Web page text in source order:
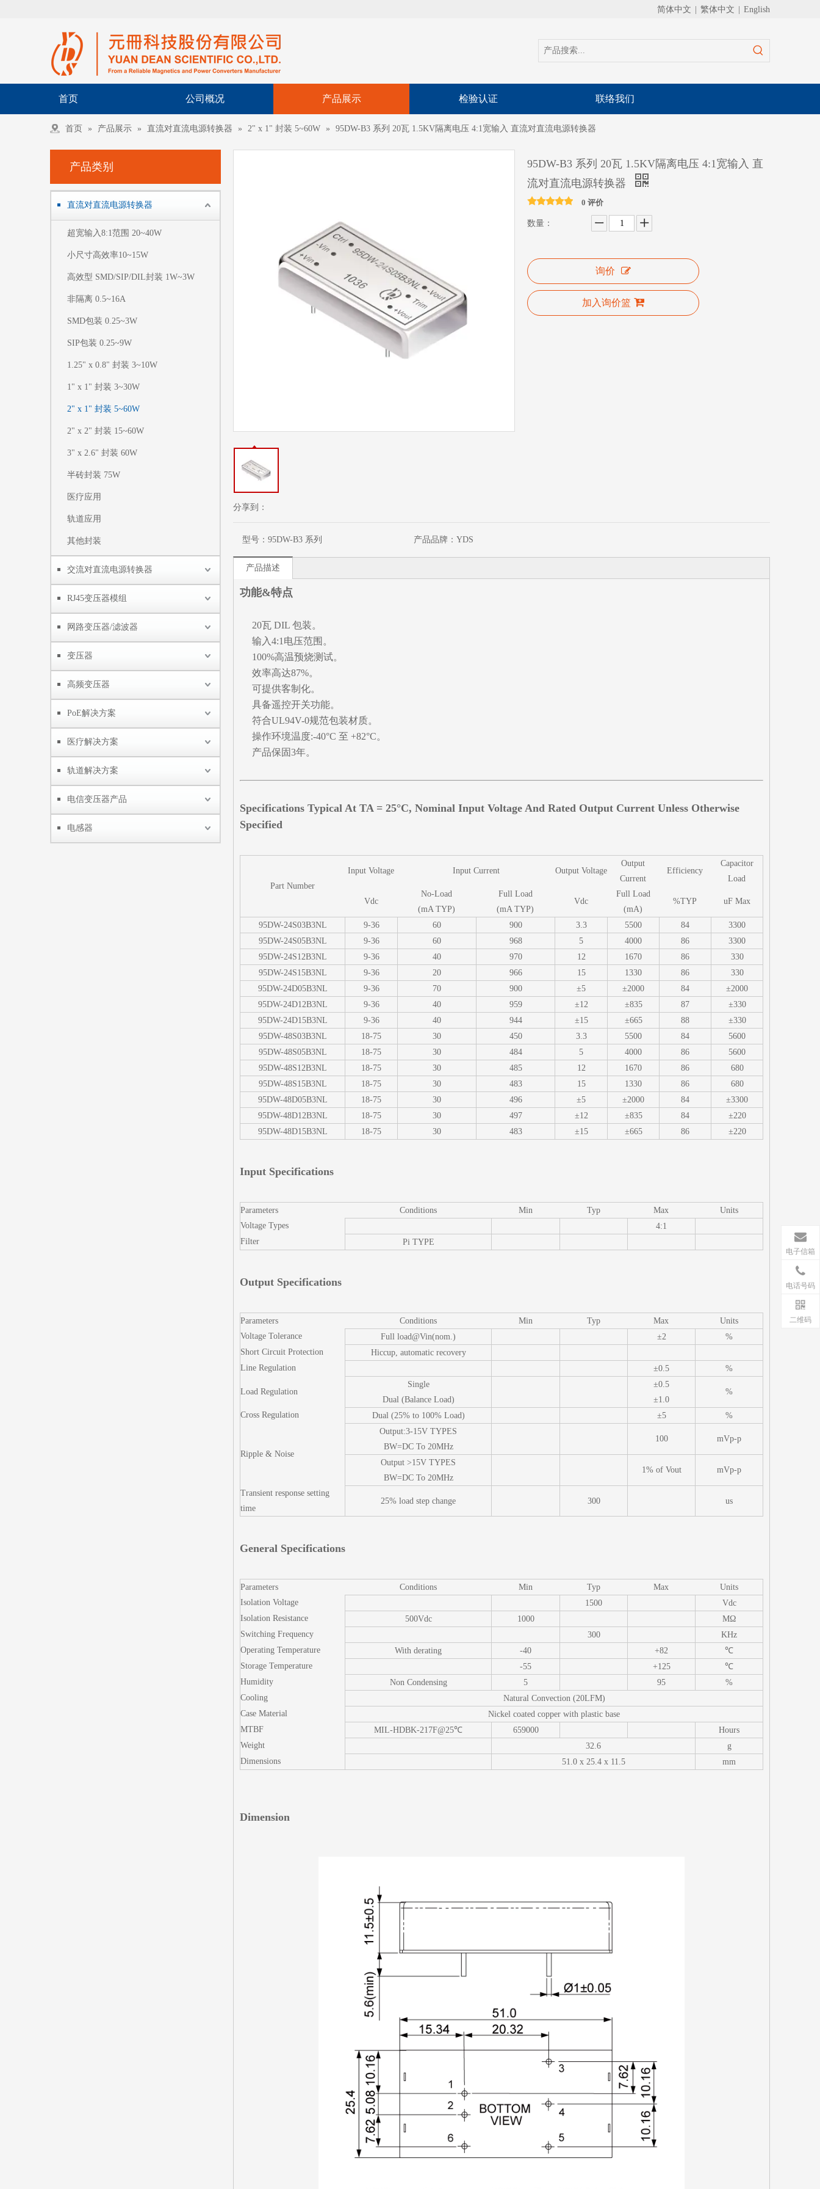
简体中文 繁体中文 English
首页 公司概况 产品展示 检验认证 联络我们
首页 » 产品展示 » 直流对直流电源转换器 » 2" x 1" 封装 5~60W » 95DW-B3 系列 20瓦 1.5KV隔离电压 4:1宽输入 直流对直流电源转换器
产品类别
直流对直流电源转换器
超宽输入8:1范围 20~40W
小尺寸高效率10~15W
高效型 SMD/SIP/DIL封装 1W~3W
非隔离 0.5~16A
SMD包装 0.25~3W
SIP包装 0.25~9W
1.25" x 0.8" 封装 3~10W
1" x 1" 封装 3~30W
2" x 1" 封装 5~60W
2" x 2" 封装 15~60W
3" x 2.6" 封装 60W
半砖封装 75W
医疗应用
轨道应用
其他封装
交流对直流电源转换器
RJ45变压器模组
网路变压器/滤波器
变压器
高频变压器
PoE解决方案
医疗解决方案
轨道解决方案
电信变压器产品
电感器
分享到：
95DW-B3 系列 20瓦 1.5KV隔离电压 4:1宽输入 直
流对直流电源转换器
0 评价
数量：
询价
加入询价篮
型号： 95DW-B3 系列 产品品牌： YDS
产品描述
功能&特点
20瓦 DIL 包装。
输入4:1电压范围。
100%高温预烧测试。
效率高达87%。
可提供客制化。
具备遥控开关功能。
符合UL94V-0规范包装材质。
操作环境温度:-40°C 至 +82°C。
产品保固3年。
Specifications Typical At TA = 25°C, Nominal Input Voltage And Rated Output Current Unless Otherwise
Specified
Part Number
Input Voltage Input Current Output Voltage
Output
Current
Efficiency
Capacitor
Load
Vdc
No-Load
(mA TYP)
Full Load
(mA TYP)
Vdc
Full Load
(mA)
%TYP uF Max
95DW-24S03B3NL 9-36 60 900 3.3 5500 84
3300
95DW-24S05B3NL
9-36 60 968 5 4000 86
3300
95DW-24S12B3NL
9-36 40 970 12 1670 86
330
95DW-24S15B3NL
9-36 20 966 15 1330 86
330
95DW-24D05B3NL
9-36 70 900 ±5 ±2000 84
±2000
95DW-24D12B3NL
9-36 40 959 ±12 ±835 87
±330
95DW-24D15B3NL
9-36 40 944 ±15 ±665 88
±330
95DW-48S03B3NL
18-75 30 450 3.3 5500 84
5600
95DW-48S05B3NL
18-75 30 484 5 4000 86
5600
95DW-48S12B3NL
18-75 30 485 12 1670 86
680
95DW-48S15B3NL
18-75 30 483 15 1330 86
680
95DW-48D05B3NL
18-75 30 496 ±5 ±2000 84
±3300
95DW-48D12B3NL
18-75 30 497 ±12 ±835 84
±220
95DW-48D15B3NL
18-75 30 483 ±15 ±665 86 ±220
Input Specifications
Parameters Conditions Min Typ Max
Units
Voltage Types
4:1
Filter
Pi TYPE
Output Specifications
Parameters Conditions Min Typ Max
Units
Voltage Tolerance
Full load@Vin(nom.) ±2
%
Short Circuit Protection
Hiccup, automatic recovery
Line Regulation
±0.5 %
Load Regulation
Single
Dual (Balance Load)
±0.5
±1.0
%
Cross Regulation Dual (25% to 100% Load) ±5 %
Ripple & Noise
Output:3-15V TYPES
BW=DC To 20MHz
100 mVp-p
Output >15V TYPES
BW=DC To 20MHz
1% of Vout mVp-p
Transient response setting
time
25% load step change 300 us
General Specifications
Parameters Conditions Min Typ Max
Units
Isolation Voltage
1500
Vdc
Isolation Resistance
500Vdc 1000
MΩ
Switching Frequency
300
KHz
Operating Temperature
With derating -40 +82
℃
Storage Temperature
-55 +125
℃
Humidity
Non Condensing 5 95
%
Cooling
Natural Convection (20LFM)
Case Material
Nickel coated copper with plastic base
MTBF
MIL-HDBK-217F@25℃ 659000
Hours
Weight
32.6
g
Dimensions
51.0 x 25.4 x 11.5 mm
Dimension
电子信箱
电话号码
二维码